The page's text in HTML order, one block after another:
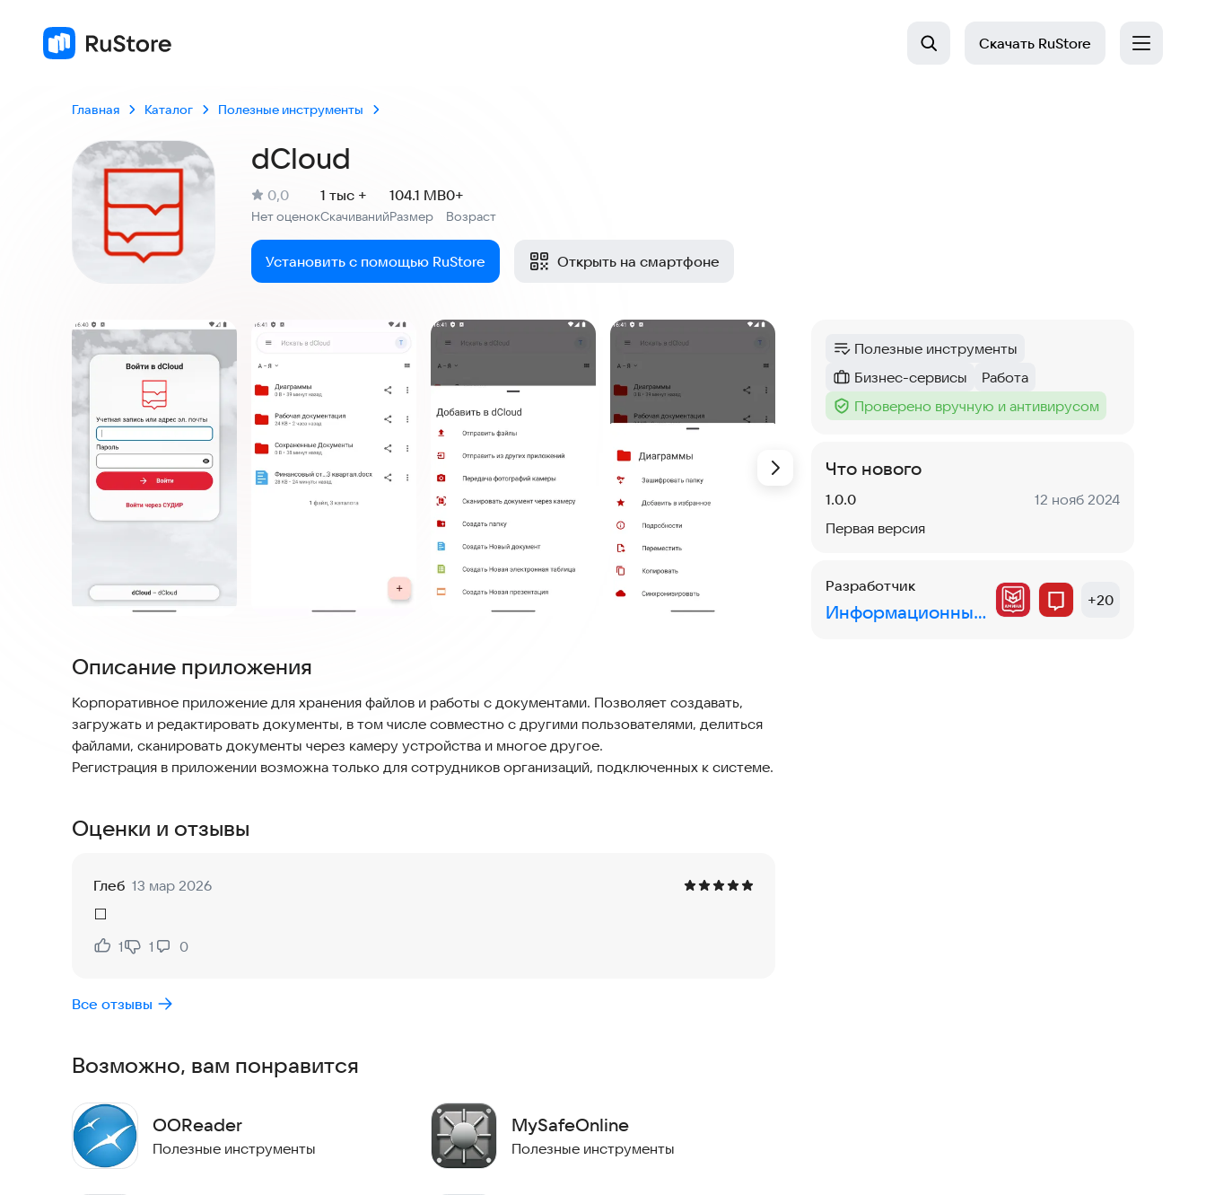
Скачать RuStore
Главная Каталог Полезные инструменты
dCloud
Рейтинг:
0,0
Нет оценокСкачиваний
1 тыс +
Размер
104.1 MB
Возраст
0+
Установить с помощью RuStore Открыть на смартфоне
Скриншоты
Описание приложения
Корпоративное приложение для хранения файлов и работы с документами. Позволяет создавать,
загружать и редактировать документы, в том числе совместно с другими пользователями, делиться
файлами, сканировать документы через камеру устройства и многое другое.
Регистрация в приложении возможна только для сотрудников организаций, подключенных к системе.
Оценки и отзывы
Глеб 13 мар 2026
⬜
Нравится:
1
Не нравится:
1 0
Все отзывы
Возможно, вам понравится
OOReader
Полезные инструменты
MySafeOnline
Полезные инструменты
Категория:
Полезные инструменты
Категория:
Бизнес-сервисы
Тег:
Работа
Тег :
Проверено вручную и антивирусом
Что нового
Версия:
1.0.0 Дата:
12 нояб 2024
Первая версия
Разработчик
Информационный город ГКУ
+20